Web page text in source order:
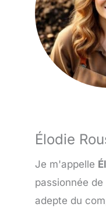
Élodie
Je m'appelle
passionnée
adepte du